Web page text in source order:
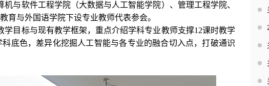
与软件工程学院（大数据与人工智能学院）、管理工程学院、
育与外国语学院下设专业教师代表参会。
目标与现有教学框架，重点介绍学科专业教师支撑12课时教学
底色，差异化挖掘人工智能与各专业的融合切入点，打破通识